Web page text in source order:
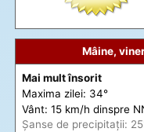
Mâine,
Mai mult însorit
Maxima zilei: 34°
Vânt: 15 km/h dinspre
Șanse de precipitații: